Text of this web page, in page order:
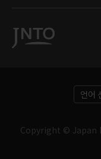
Copyright © Japan